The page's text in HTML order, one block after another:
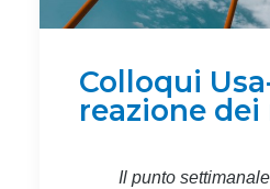
Colloqui
reazione
Il punto